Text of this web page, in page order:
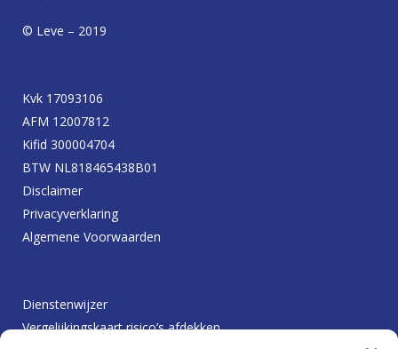
© Leve – 2019
Kvk 17093106
AFM 12007812
Kifid 300004704
BTW NL818465438B01
Disclaimer
Privacyverklaring
Algemene Voorwaarden
Dienstenwijzer
Vergelijkingskaart risico’s afdekken